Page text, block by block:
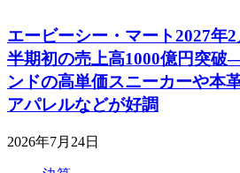
エービーシー・マート2027年
半期初の売上高1000億円突
ンドの高単価スニーカーや本
アパレルなどが好調
2026年7月24日